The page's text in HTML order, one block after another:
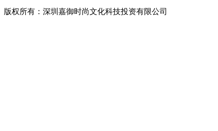
版权所有：深圳嘉御时尚文化科技投资有限公司